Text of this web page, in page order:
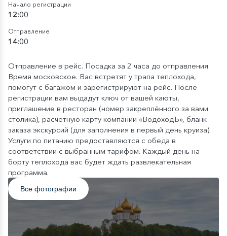
Начало регистрации
12:00
Отправление
14:00
Отправление в рейс. Посадка за 2 часа до отправления.
Время московское. Вас встретят у трапа теплохода,
помогут с багажом и зарегистрируют на рейс. После
регистрации вам выдадут ключ от вашей каюты,
приглашение в ресторан (номер закреплённого за вами
столика), расчётную карту компании «ВодоходЪ», бланк
заказа экскурсий (для заполнения в первый день круиза).
Услуги по питанию предоставляются с обеда в
соответствии с выбранным тарифом. Каждый день на
борту теплохода вас будет ждать развлекательная
программа.
Все фотографии